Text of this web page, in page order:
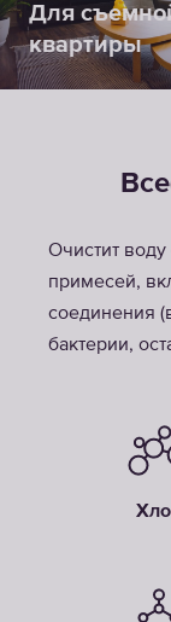
Для
квартиры
Очистит
примесей,
соединения
бактерии,